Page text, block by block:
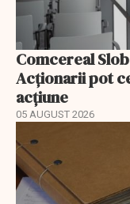
Comcereal
Acționarii pot
acțiune
05 AUGUST 2026